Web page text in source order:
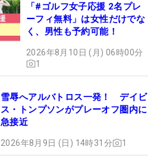
「#ゴルフ女子応援 2名プレ
ーフィ無料」は女性だけでな
く、男性も予約可能！
2026年8月10日 (月) 06時00分
1
雪辱へアルバトロス一発！ デイビ
ス・トンプソンがプレーオフ圏内に
急接近
2026年8月9日 (日) 14時31分 1